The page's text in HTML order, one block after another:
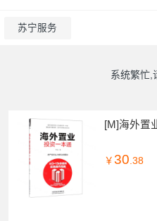
苏宁服务
系统繁忙,
[M]海外置
￥ 30.38